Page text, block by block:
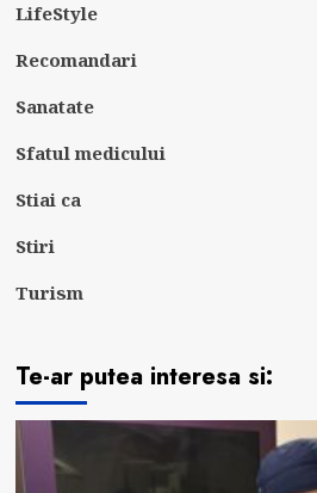
LifeStyle
Recomandari
Sanatate
Sfatul medicului
Stiai ca
Stiri
Turism
Te-ar putea interesa si: